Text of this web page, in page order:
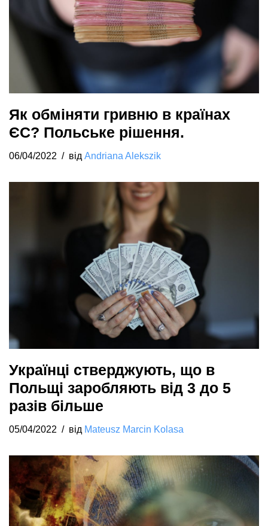
Як обміняти гривню в країнах
ЄС? Польське рішення.
06/04/2022 від Andriana Alekszik
Українці стверджують, що в
Польщі заробляють від 3 до 5
разів більше
05/04/2022 від Mateusz Marcin Kolasa